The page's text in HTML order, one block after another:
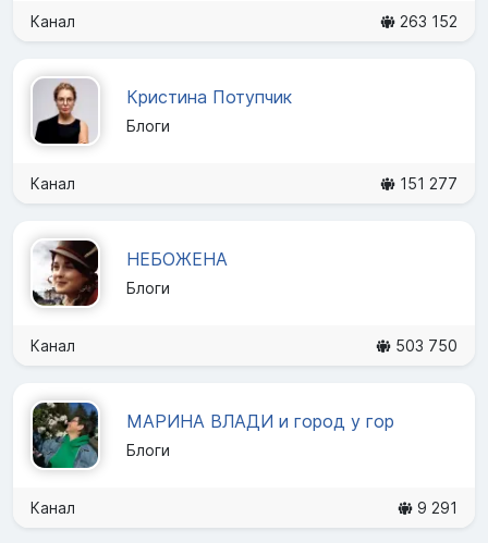
Канал 263 152
Кристина Потупчик
Блоги
Канал 151 277
НЕБОЖЕНА
Блоги
Канал 503 750
МАРИНА ВЛАДИ и город у гор
Блоги
Канал 9 291